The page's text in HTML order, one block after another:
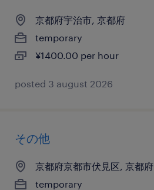
京都府宇治市, 京都府
temporary
¥1400.00 per hour
posted 3 august 2026
その他
京都府京都市伏見区, 京都府
temporary